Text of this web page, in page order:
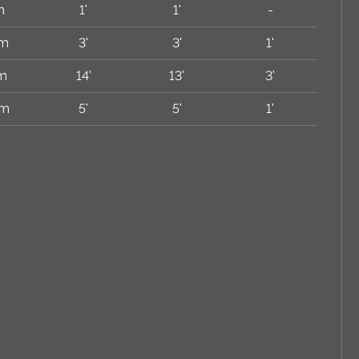
1' 1' -
3' 3' 1'
14' 13' 3'
5' 5' 1'